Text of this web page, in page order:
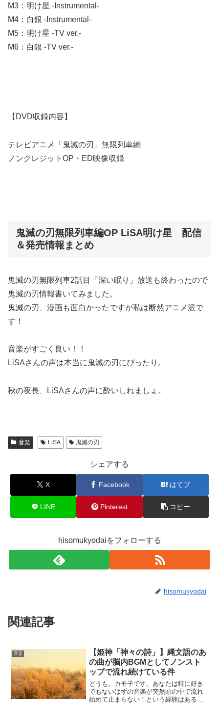
M3：明け星 -Instrumental-
M4：白銀 -Instrumental-
M5：明け星 -TV ver.-
M6：白銀 -TV ver.-
【DVD収録内容】
テレビアニメ「鬼滅の刃」無限列車編
ノンクレジットOP・ED映像収録
鬼滅の刃無限列車編OP LiSA明け星 配信
＆発売情報まとめ
鬼滅の刃無限列車2話目「深い眠り」放送も終わったので
鬼滅の刃情報書いてみました。
鬼滅の刃、漫画も面白かったですが私は断然アニメ派で
す！
音楽がすごく良い！！
LiSAさんの声は本当に鬼滅の刃にぴったり。
秋の夜長、LiSAさんの声に酔いしれましょ。
音楽 LiSA 鬼滅の刃
シェアする
X Facebook はてブ
LINE Pinterest コピー
hisomukyodaiをフォローする
hisomukyodai
関連記事
音楽
【姫神「神々の詩」】縄文語のあ
の曲が脳内BGMとしてノンスト
ップで流れ続けている件
どうも。カモ子です。あなたは特に好き
でもないはずの音楽が突然頭の中で流れ
始めて止まらない！という経験はあるで